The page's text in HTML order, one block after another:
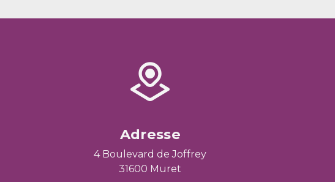
Adresse
4 Boulevard de Joffrey
31600 Muret